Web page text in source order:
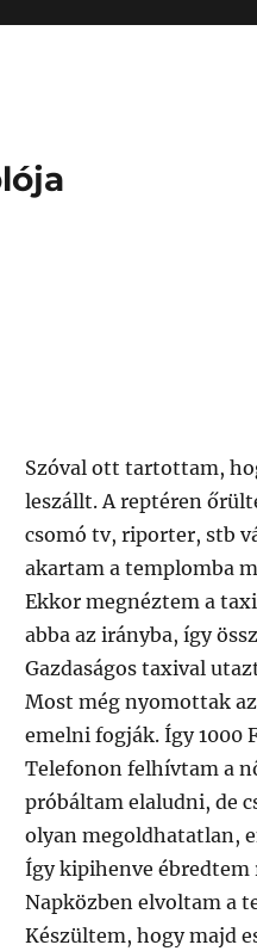
Szóval ott tartottam,
leszállt. A reptéren
csomó tv, riporter, stb
akartam a templomba
Ekkor megnéztem a
abba az irányba, így
Gazdaságos taxival
Most még nyomottak
emelni fogják. Így 1000
Telefonon felhívtam a
próbáltam elaludni, de
olyan megoldhatatlan,
Így kipihenve ébredtem
Napközben elvoltam a
Készültem, hogy majd